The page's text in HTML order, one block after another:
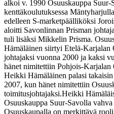
alkoi v. 1990 Osuuskauppa Suur-
kenttäkoulutuksessa
edelleen S-marketpäälliköksi
aloitti Savonlinnan Prisman
tuli lisäksi Mikkelin Prisma.
Hämäläinen siirtyi Etelä-Karjalan
johtajaksi vuonna 2000 ja kaksi
hänet nimitettiin Pohjois-Karjalan
Heikki Hämäläinen palasi takaisin
2007, kun hänet nimitettiin
toimitusjohtajaksi.Heikki
Osuuskauppa Suur-Savolla
Osuuskaupalla on merkittävä